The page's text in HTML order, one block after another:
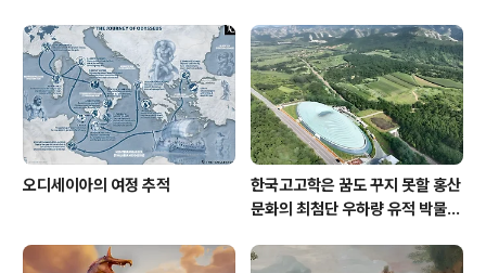
오디세이아의 여정 추적
한국고고학은 꿈도 꾸지 못할 홍산
문화의 최첨단 우하량 유적 박물관